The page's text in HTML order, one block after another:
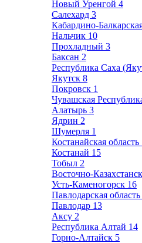
Новый Уренгой 4
Салехард 3
Кабардино-
Нальчик 10
Прохладный 3
Баксан 2
Республика Саха
Якутск 8
Покровск 1
Чувашская
Алатырь 3
Ядрин 2
Шумерля 1
Костанайская область
Костанай 15
Тобыл 2
Восточно-
Усть-Каменогорск 16
Павлодарская область
Павлодар 13
Аксу 2
Республика Алтай 14
Горно-Алтайск 5